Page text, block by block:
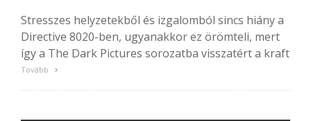
Stresszes helyzetekből és izgalomból sincs hiány a
Directive 8020-ben, ugyanakkor ez örömteli, mert
így a The Dark Pictures sorozatba visszatért a kraft
Tovább